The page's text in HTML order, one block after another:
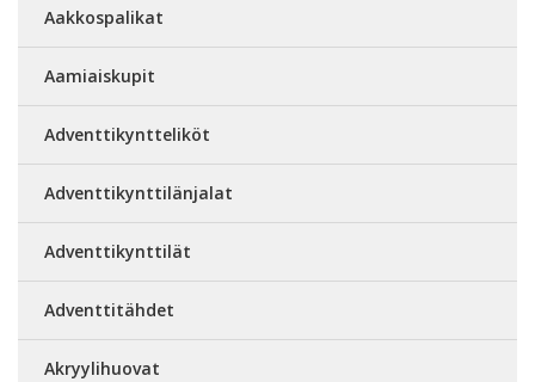
Aakkospalikat
Aamiaiskupit
Adventtikyntteliköt
Adventtikynttilänjalat
Adventtikynttilät
Adventtitähdet
Akryylihuovat